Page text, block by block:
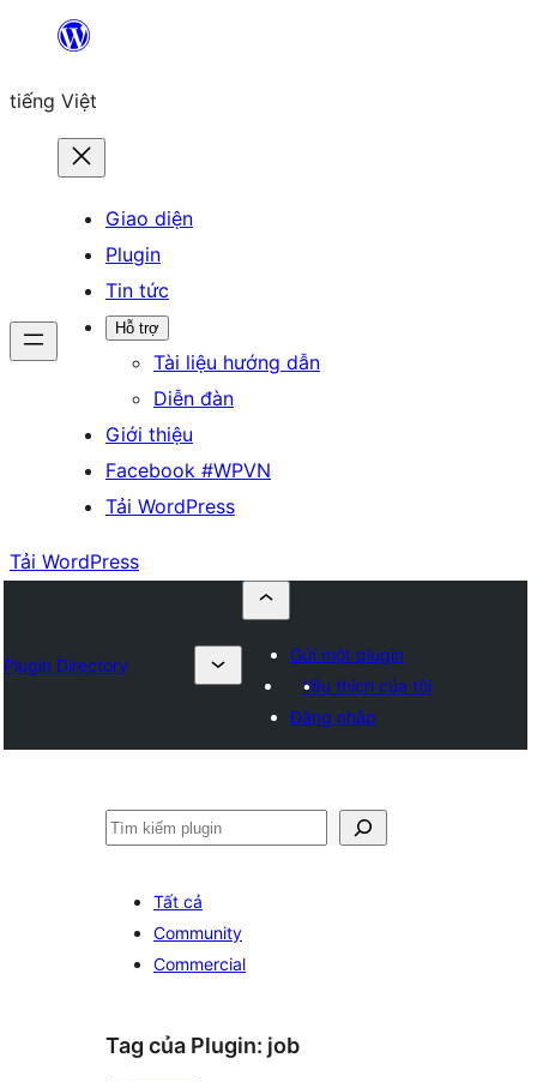
Chuyển
phần
tiếng Việt
Giao diện
Plugin
Tin tức
Hỗ trợ
Tài liệu hướng dẫn
Diễn đàn
Giới thiệu
Facebook #WPVN
Tải WordPress
Tải WordPress
Plugin Directory
Gửi một plugin
Yêu thích của tôi
Đăng nhập
Tìm
Tất cả
Community
Commercial
Tag của Plugin: job